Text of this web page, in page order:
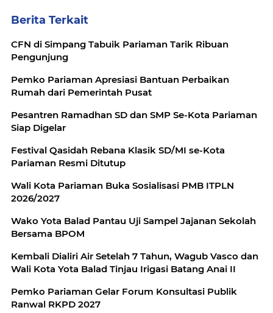
Berita Terkait
CFN di Simpang Tabuik Pariaman Tarik Ribuan
Pengunjung
Pemko Pariaman Apresiasi Bantuan Perbaikan
Rumah dari Pemerintah Pusat
Pesantren Ramadhan SD dan SMP Se-Kota Pariaman
Siap Digelar
Festival Qasidah Rebana Klasik SD/MI se-Kota
Pariaman Resmi Ditutup
Wali Kota Pariaman Buka Sosialisasi PMB ITPLN
2026/2027
Wako Yota Balad Pantau Uji Sampel Jajanan Sekolah
Bersama BPOM
Kembali Dialiri Air Setelah 7 Tahun, Wagub Vasco dan
Wali Kota Yota Balad Tinjau Irigasi Batang Anai II
Pemko Pariaman Gelar Forum Konsultasi Publik
Ranwal RKPD 2027